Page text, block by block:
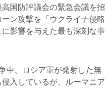
国防評議会の緊急会議を招
ン攻撃を「ウクライナ侵略
影響を与えた最も深刻な事
中、ロシア軍が発射した無
入しているが、ルーマニア